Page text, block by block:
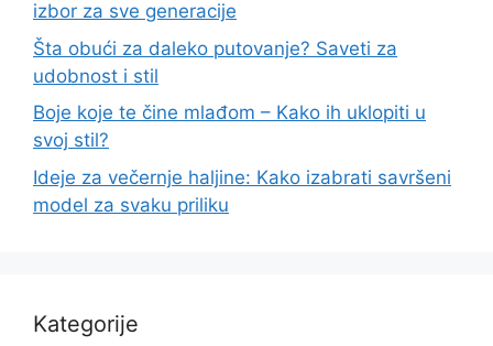
izbor za sve generacije
Šta obući za daleko putovanje? Saveti za
udobnost i stil
Boje koje te čine mlađom – Kako ih uklopiti u
svoj stil?
Ideje za večernje haljine: Kako izabrati savršeni
model za svaku priliku
Kategorije